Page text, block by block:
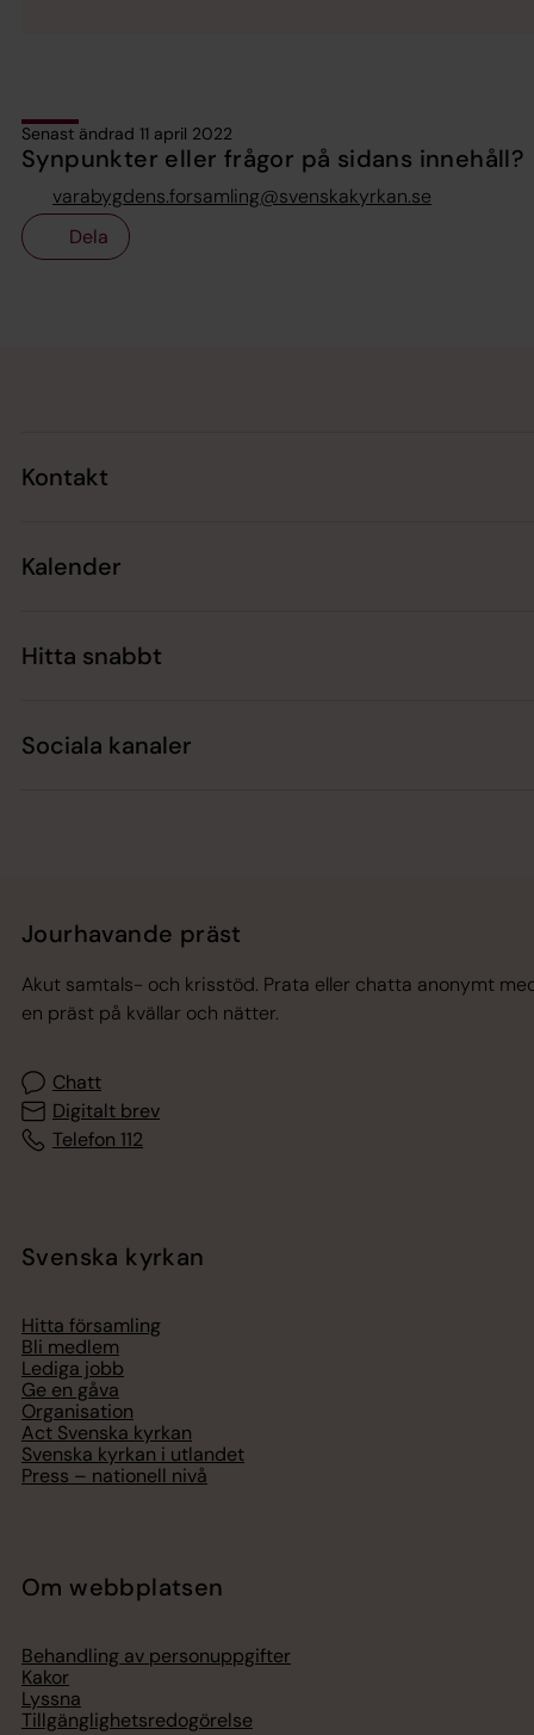
Senast ändrad 11 april 2022
Synpunkter eller frågor på sidans innehåll?
varabygdens.forsamling@svenskakyrkan.se
Dela
Kontakt
Kalender
Hitta snabbt
Sociala kanaler
Jourhavande präst
Akut samtals- och krisstöd. Prata eller chatta anonymt
en präst på kvällar och nätter.
Chatt
Digitalt brev
Telefon 112
Svenska kyrkan
Hitta församling
Bli medlem
Lediga jobb
Ge en gåva
Organisation
Act Svenska kyrkan
Svenska kyrkan i utlandet
Press – nationell nivå
Om webbplatsen
Behandling av personuppgifter
Kakor
Lyssna
Tillgänglighetsredogörelse